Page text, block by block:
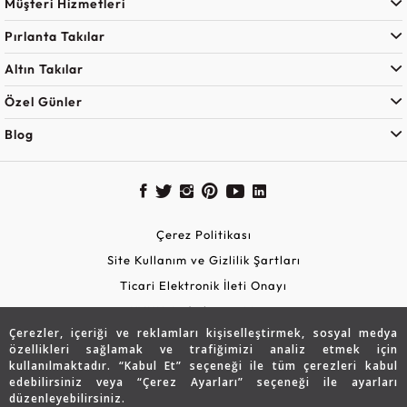
Çerezler, içeriği ve reklamları kişiselleştirmek, sosyal medya
özellikleri sağlamak ve trafiğimizi analiz etmek için
kullanılmaktadır. “Kabul Et” seçeneği ile tüm çerezleri kabul
edebilirsiniz veya “Çerez Ayarları” seçeneği ile ayarları
düzenleyebilirsiniz.
Pırlanta Takılar
Altın Takılar
Özel Günler
Blog
Çerez Politikası
Site Kullanım ve Gizlilik Şartları
Ticari Elektronik İleti Onayı
KVKK Aydınlatma Metni
Güvenli Alışveriş